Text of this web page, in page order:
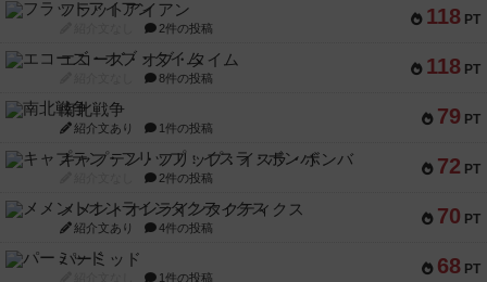
118 PT
フラットアイアン
2件の投稿
118 PT
エコーズ・オブ・タイム
8件の投稿
79 PT
南北戦争
紹介文あり 1件の投稿
72 PT
キャプテン・フリップ：イスラ・ボンバ
2件の投稿
70 PT
メメントオンラインタクティクス
紹介文あり 4件の投稿
68 PT
パーミッド
1件の投稿